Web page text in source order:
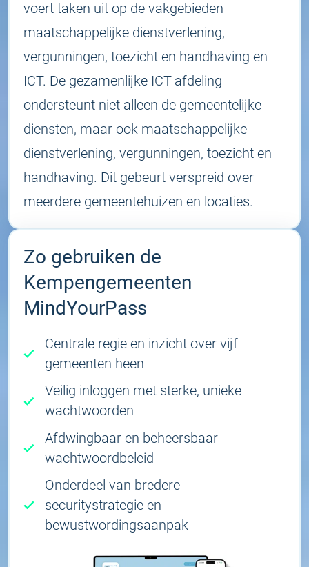
voert taken uit op de vakgebieden
maatschappelijke dienstverlening,
vergunningen, toezicht en handhaving en
ICT. De gezamenlijke ICT-afdeling
ondersteunt niet alleen de gemeentelijke
diensten, maar ook maatschappelijke
dienstverlening, vergunningen, toezicht en
handhaving. Dit gebeurt verspreid over
meerdere gemeentehuizen en locaties.
Zo gebruiken de
Kempengemeenten
MindYourPass
Centrale regie en inzicht over vijf
gemeenten heen
Veilig inloggen met sterke, unieke
wachtwoorden
Afdwingbaar en beheersbaar
wachtwoordbeleid
Onderdeel van bredere
securitystrategie en
bewustwordingsaanpak